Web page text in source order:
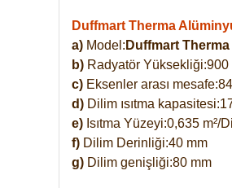
Duffmart Therma
a) Model: Duffmart Therma
b) Radyatör Yüksekliği:900
c) Eksenler arası
d) Dilim ısıtma
e) Isıtma Yüzeyi:0,635 m²/
f) Dilim Derinliği:40 mm
g) Dilim genişliği:80 mm